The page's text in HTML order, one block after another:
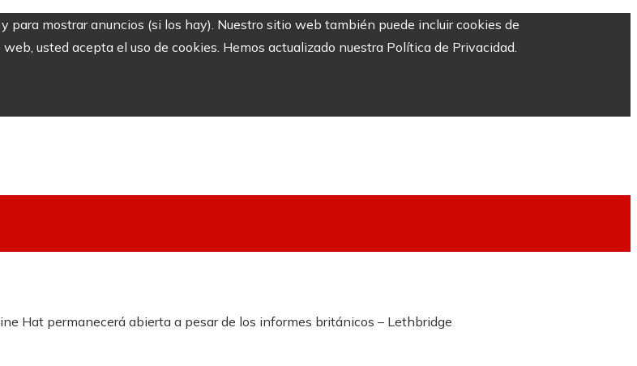
mostrar anuncios (si los hay). Nuestro sitio web también puede incluir cookies de
usted acepta el uso de cookies. Hemos actualizado nuestra Política de Privacidad.
Hat permanecerá abierta a pesar de los informes británicos – Lethbridge